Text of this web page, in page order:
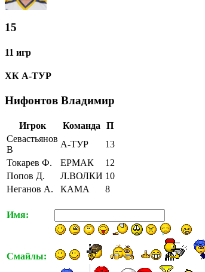
15
11 игр
ХК А-ТУР
Нифонтов Владимир
Игрок Команда
П
Севастьянов
В
А-ТУР
13
Токарев Ф.
ЕРМАК
12
Попов Д.
Л.ВОЛКИ 10
Неганов А.
КАМА
8
Имя:
Смайлы: